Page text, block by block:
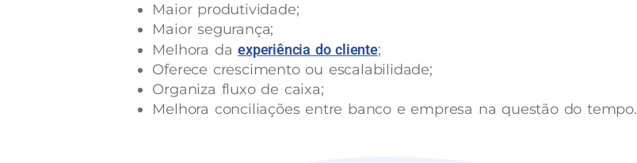
Maior produtividade;
Maior segurança;
Melhora daexperiência do cliente;
Oferece crescimento ou escalabilidade;
Organiza fluxo de caixa;
Melhora conciliações entre banco e empresa na questão do tempo.